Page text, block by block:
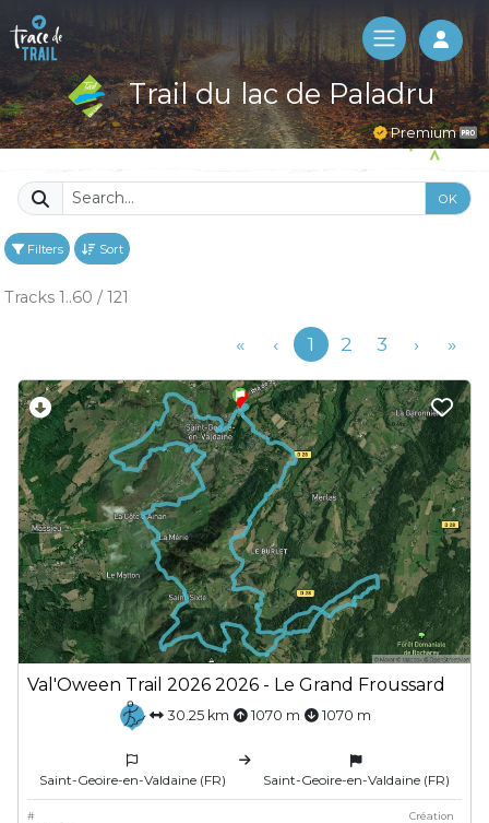
Log
Trail du lac de Paladru
Premium
OK
Filters Sort
Tracks 1..60 / 121
« ‹Previous
1 2 3 › »
Val'Oween Trail 2026 2026 - Le Grand Froussard
30.25 km 1070 m 1070 m
Saint-Geoire-en-Valdaine (FR) Saint-Geoire-en-Valdaine (FR)
# Création